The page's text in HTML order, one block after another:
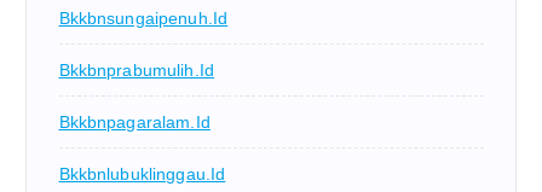
Bkkbnsungaipenuh.id
Bkkbnprabumulih.id
Bkkbnpagaralam.id
Bkkbnlubuklinggau.id